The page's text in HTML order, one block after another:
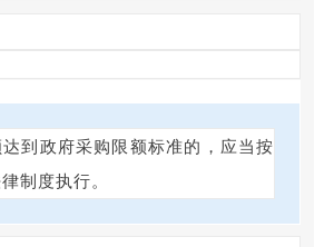
到政府采购限额标准的，应当按
制度执行。